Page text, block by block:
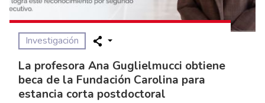
Investigación
La profesora Ana Guglielmucci obtiene
beca de la Fundación Carolina para
estancia corta postdoctoral